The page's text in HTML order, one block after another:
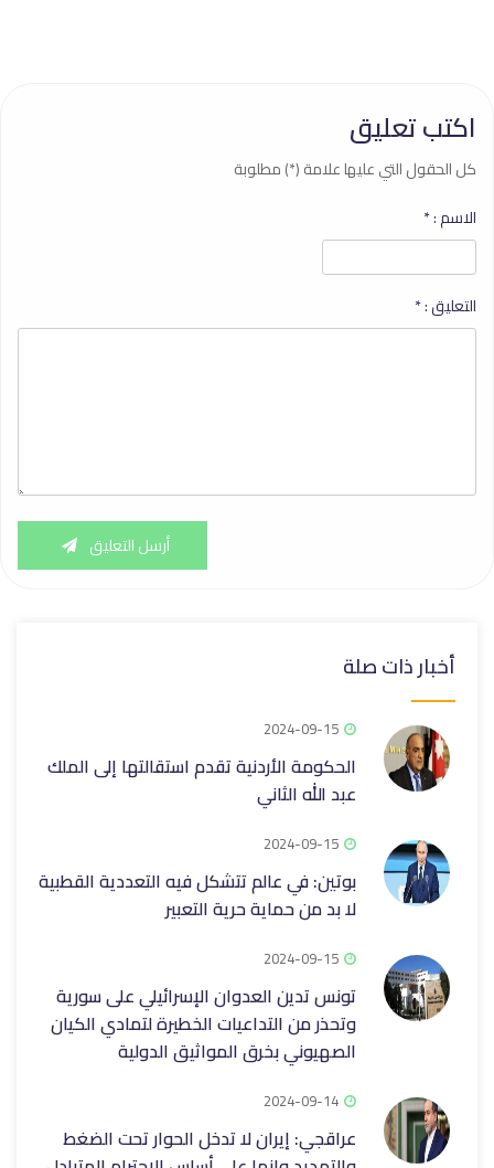
اكتب تعليق
كل الحقول التي عليها علامة (*) مطلوبة
الاسم :*
التعليق :*
أرسل التعليق
أخبار ذات صلة
2024-09-15
الحكومة الأردنية تقدم استقالتها إلى الملك
عبد الله الثاني
2024-09-15
بوتين: في عالم تتشكل فيه التعددية القطبية
لا بد من حماية حرية التعبير
2024-09-15
تونس تدين العدوان الإسرائيلي على سورية
وتحذر من التداعيات الخطيرة لتمادي الكيان
الصهيوني بخرق المواثيق الدولية
2024-09-14
عراقجي: إيران لا تدخل الحوار تحت الضغط